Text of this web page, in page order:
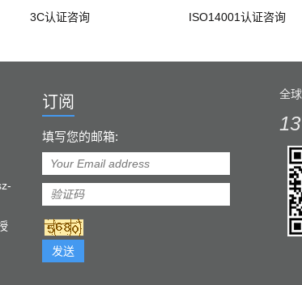
3C认证咨询 ISO14001认证咨询
订阅
填写您的邮箱:
发送
全